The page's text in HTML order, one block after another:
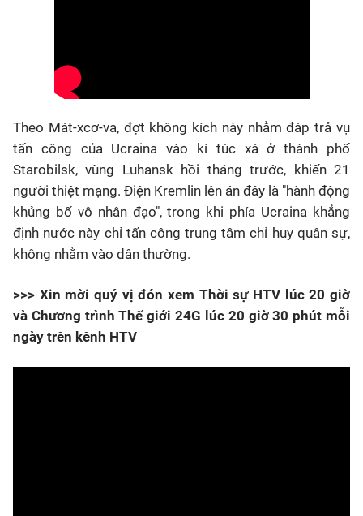
Theo Mát-xcơ-va, đợt không kích này nhằm đáp trả vụ
tấn công của Ucraina vào kí túc xá ở thành phố
Starobilsk, vùng Luhansk hồi tháng trước, khiến 21
người thiệt mạng. Điện Kremlin lên án đây là "hành động
khủng bố vô nhân đạo", trong khi phía Ucraina khẳng
định nước này chỉ tấn công trung tâm chỉ huy quân sự,
không nhằm vào dân thường.
>>> Xin mời quý vị đón xem Thời sự HTV lúc 20 giờ
và Chương trình Thế giới 24G lúc 20 giờ 30 phút mỗi
ngày trên kênh HTV